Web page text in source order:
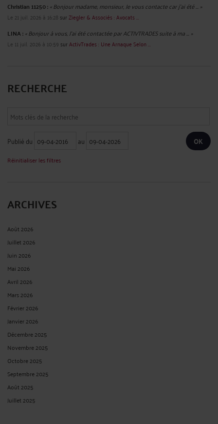
Christian 11250 :« Bonjour madame, monsieur, Je vous contacte car j'ai été ... »
Le 21 juil. 2026 à 16:28 surZiegler & Associés : Avocats ...
LINA :« Bonjour à vous, J'ai été contactée par ACTIVTRADES suite à ma ... »
Le 11 juil. 2026 à 10:59 surActivTrades : Une Arnaque Selon ...
RECHERCHE
Publié du au
Réinitialiser les filtres
ARCHIVES
Août 2026
Juillet 2026
Juin 2026
Mai 2026
Avril 2026
Mars 2026
Février 2026
Janvier 2026
Décembre 2025
Novembre 2025
Octobre 2025
Septembre 2025
Août 2025
Juillet 2025